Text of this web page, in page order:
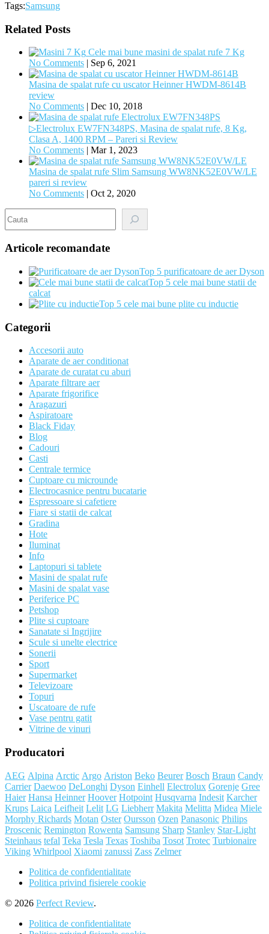
Tags:Samsung
Related Posts
Cele mai bune masini de spalat rufe 7 Kg
No Comments
Sep 6, 2021
Masina de spalat rufe cu uscator Heinner HWDM-8614B
review
No Comments
Dec 10, 2018
▷Electrolux EW7FN348PS, Masina de spalat rufe, 8 Kg,
Clasa A, 1400 RPM – Pareri si Review
No Comments
Mar 1, 2023
Masina de spalat rufe Slim Samsung WW8NK52E0VW/LE
pareri si review
No Comments
Oct 2, 2020
Articole recomandate
Top 5 purificatoare de aer Dyson
Top 5 cele mai bune statii de
calcat
Top 5 cele mai bune plite cu inductie
Categorii
Accesorii auto
Aparate de aer conditionat
Aparate de curatat cu aburi
Aparate filtrare aer
Aparate frigorifice
Aragazuri
Aspiratoare
Black Fiday
Blog
Cadouri
Casti
Centrale termice
Cuptoare cu microunde
Electrocasnice pentru bucatarie
Espressoare si cafetiere
Fiare si statii de calcat
Gradina
Hote
Iluminat
Info
Laptopuri si tablete
Masini de spalat rufe
Masini de spalat vase
Periferice PC
Petshop
Plite si cuptoare
Sanatate si Ingrijire
Scule si unelte electrice
Sonerii
Sport
Supermarket
Televizoare
Topuri
Uscatoare de rufe
Vase pentru gatit
Vitrine de vinuri
Producatori
AEG Alpina Arctic Argo Ariston Beko Beurer Bosch Braun Candy
Carrier Daewoo DeLonghi Dyson Einhell Electrolux Gorenje Gree
Haier Hansa Heinner Hoover Hotpoint Husqvarna Indesit Karcher
Krups Laica Leifheit Lelit LG Liebherr Makita Melitta Midea Miele
Morphy Richards Motan Oster Oursson Ozen Panasonic Philips
Proscenic Remington Rowenta Samsung Sharp Stanley Star-Light
Steinhaus tefal Teka Tesla Texas Toshiba Tosot Trotec Turbionaire
Viking Whirlpool Xiaomi zanussi Zass Zelmer
Politica de confidentialitate
Politica privind fisierele cookie
© 2026 Perfect Review.
Politica de confidentialitate